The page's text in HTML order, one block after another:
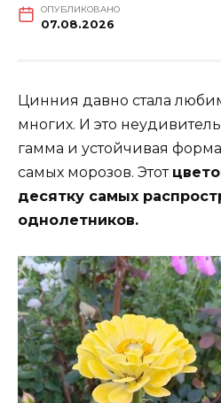
ОПУБЛИКОВАНО
07.08.2026
Цинния давно стала
многих. И это
гамма и устойчивая
самых морозов. Этот
десятку самых
однолетников.